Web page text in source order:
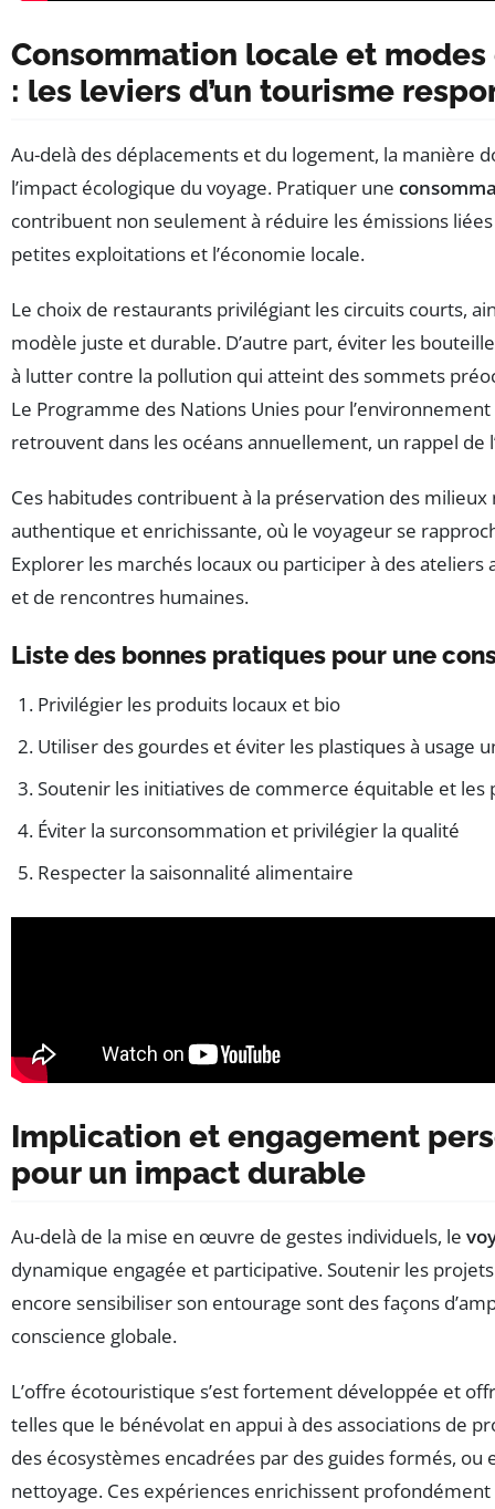
Consommation locale et
: les leviers d’un tourisme
Au-delà des déplacements et du logement, la manière
l’impact écologique du voyage. Pratiquer une
contribuent non seulement à réduire les émissions
petites exploitations et l’économie locale.
Le choix de restaurants privilégiant les circuits courts,
modèle juste et durable. D’autre part, éviter les
à lutter contre la pollution qui atteint des sommets
Le Programme des Nations Unies pour
retrouvent dans les océans annuellement, un rappel de
Ces habitudes contribuent à la préservation des
authentique et enrichissante, où le voyageur se
Explorer les marchés locaux ou participer à des
et de rencontres humaines.
Liste des bonnes pratiques pour une
Privilégier les produits locaux et bio
Utiliser des gourdes et éviter les plastiques à usage
Soutenir les initiatives de commerce équitable et les
Éviter la surconsommation et privilégier la qualité
Respecter la saisonnalité alimentaire
Implication et engagement
pour un impact durable
Au-delà de la mise en œuvre de gestes individuels, le
dynamique engagée et participative. Soutenir les
encore sensibiliser son entourage sont des façons
conscience globale.
L’offre écotouristique s’est fortement développée et
telles que le bénévolat en appui à des associations de
des écosystèmes encadrées par des guides formés, ou
nettoyage. Ces expériences enrichissent